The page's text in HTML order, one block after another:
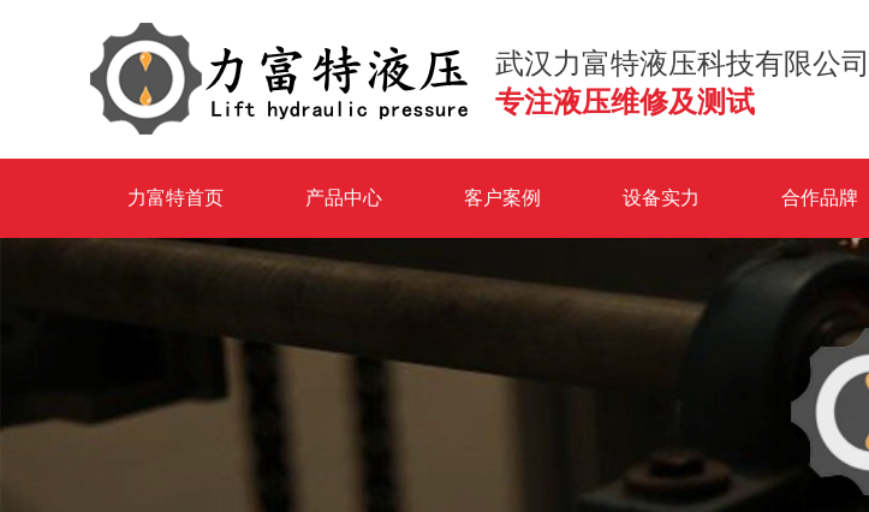
武汉力富特液压科技有限公司
专注液压维修及测试
力富特首页 产品中心 客户案例 设备实力 合作品牌